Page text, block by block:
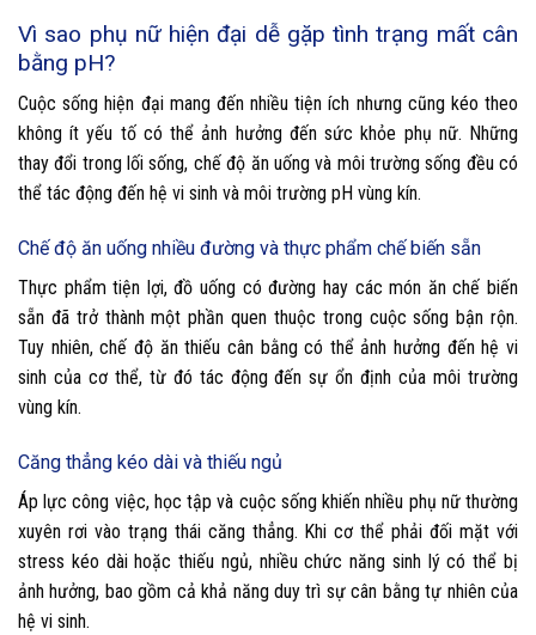
Vì sao phụ nữ hiện đại dễ gặp tình trạng mất cân
bằng pH?
Cuộc sống hiện đại mang đến nhiều tiện ích nhưng cũng kéo theo
không ít yếu tố có thể ảnh hưởng đến sức khỏe phụ nữ. Những
thay đổi trong lối sống, chế độ ăn uống và môi trường sống đều có
thể tác động đến hệ vi sinh và môi trường pH vùng kín.
Chế độ ăn uống nhiều đường và thực phẩm chế biến sẵn
Thực phẩm tiện lợi, đồ uống có đường hay các món ăn chế biến
sẵn đã trở thành một phần quen thuộc trong cuộc sống bận rộn.
Tuy nhiên, chế độ ăn thiếu cân bằng có thể ảnh hưởng đến hệ vi
sinh của cơ thể, từ đó tác động đến sự ổn định của môi trường
vùng kín.
Căng thẳng kéo dài và thiếu ngủ
Áp lực công việc, học tập và cuộc sống khiến nhiều phụ nữ thường
xuyên rơi vào trạng thái căng thẳng. Khi cơ thể phải đối mặt với
stress kéo dài hoặc thiếu ngủ, nhiều chức năng sinh lý có thể bị
ảnh hưởng, bao gồm cả khả năng duy trì sự cân bằng tự nhiên của
hệ vi sinh.